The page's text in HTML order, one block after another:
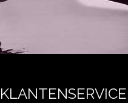
KLANTENSERVICE